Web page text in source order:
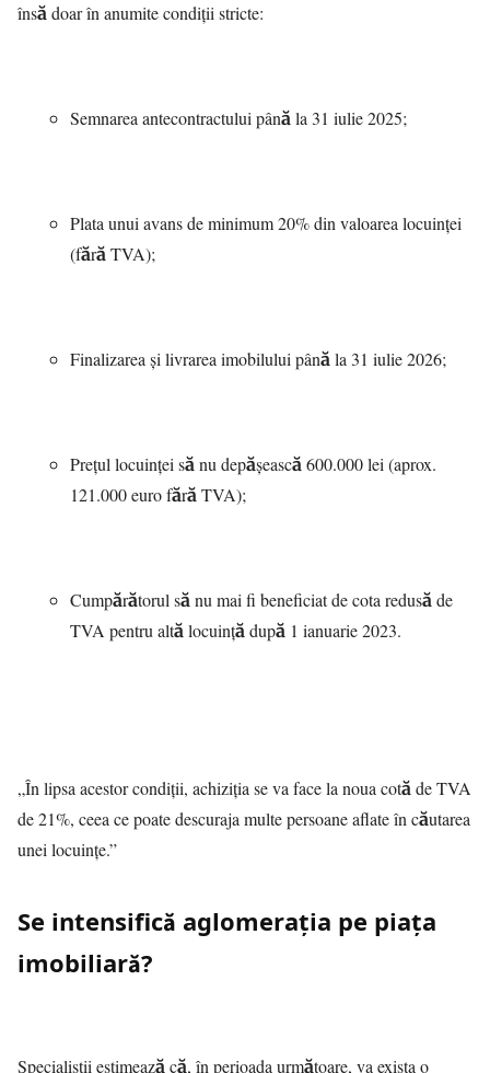
însă doar în anumite condiții stricte:
Semnarea antecontractului până la 31 iulie 2025;
Plata unui avans de minimum 20% din valoarea locuinței
(fără TVA);
Finalizarea și livrarea imobilului până la 31 iulie 2026;
Prețul locuinței să nu depășească 600.000 lei (aprox.
121.000 euro fără TVA);
Cumpărătorul să nu mai fi beneficiat de cota redusă de
TVA pentru altă locuință după 1 ianuarie 2023.
„În lipsa acestor condiții, achiziția se va face la noua cotă de TVA
de 21%, ceea ce poate descuraja multe persoane aflate în căutarea
unei locuințe.”
Se intensifică aglomerația pe piața
imobiliară?
Specialiștii estimează că, în perioada următoare, va exista o